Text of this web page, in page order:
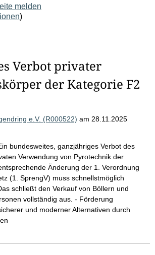
melden
)
Verbot privater
der Kategorie F2
e.V. (R000522) am 28.11.2025
bundesweites, ganzjähriges Verbot des
Verwendung von Pyrotechnik der
Änderung der 1. Verordnung
(1. SprengV) muss schnellstmöglich
schließt den Verkauf von Böllern und
vollständig aus. - Förderung
und moderner Alternativen durch